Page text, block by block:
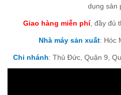
dụng sản
Giao hàng miễn phí, đầy đủ
Nhà máy sản xuất: Hóc
Chi nhánh: Thủ Đức, Quận 9,